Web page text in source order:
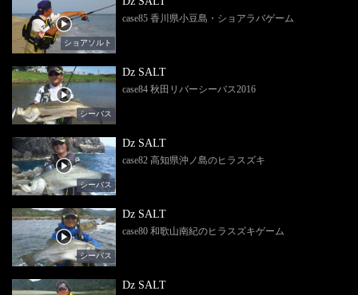
ショアソルト
case85 香川県小豆島・ショアラバゲーム
シーバス
Dz SALT
case84 秋田リバーシーバス2016
シーバス
Dz SALT
case82 高知県沖ノ島のヒラスズキ
シーバス
Dz SALT
case80 和歌山南紀のヒラスズキゲーム
Dz SALT